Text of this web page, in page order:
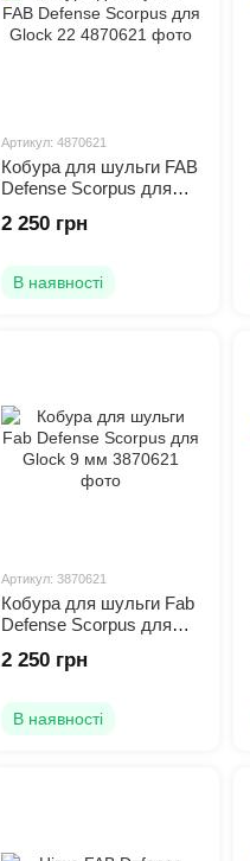
Артикул: 4870621
Кобура для шульги FAB
Defense Scorpus для
2 250 грн
В наявності
Артикул: 3870621
Кобура для шульги Fab
Defense Scorpus для
2 250 грн
В наявності